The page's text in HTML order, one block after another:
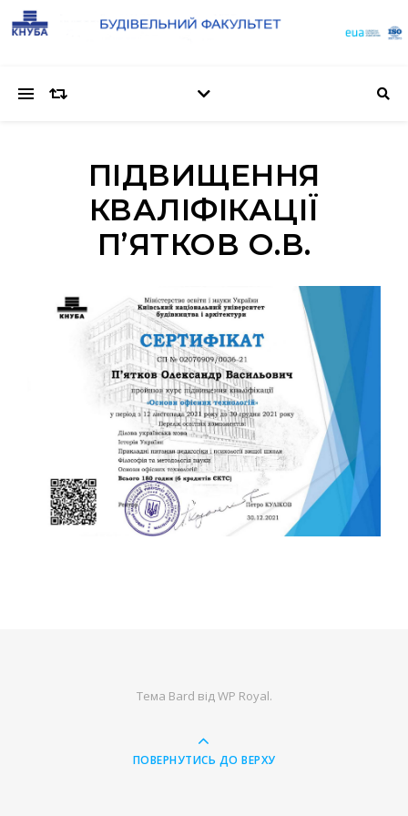
ПІДВИЩЕННЯ
КВАЛІФІКАЦІЇ
П’ЯТКОВ О.В.
Тема Bard відWP Royal.
ПОВЕРНУТИСЬ ДО ВЕРХУ